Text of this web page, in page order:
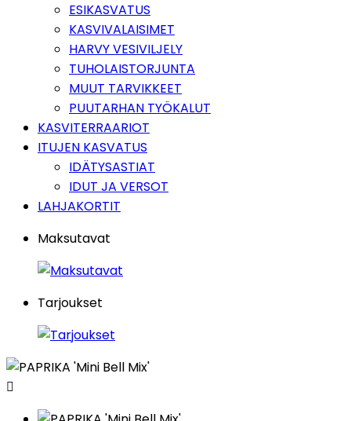
ESIKASVATUS
KASVIVALAISIMET
HARVY VESIVILJELY
TUHOLAISTORJUNTA
MUUT TARVIKKEET
PUUTARHAN TYÖKALUT
KASVITERRAARIOT
ITUJEN KASVATUS
IDÄTYSASTIAT
IDUT JA VERSOT
LAHJAKORTIT
Maksutavat
Tarjoukset
